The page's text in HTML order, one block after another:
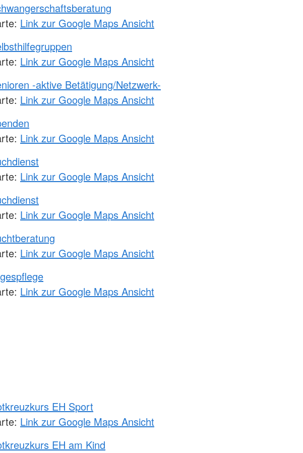
Link zur Google Maps Ansicht
Link zur Google Maps Ansicht
-aktive Betätigung/Netzwerk-
Link zur Google Maps Ansicht
Link zur Google Maps Ansicht
Link zur Google Maps Ansicht
Link zur Google Maps Ansicht
Link zur Google Maps Ansicht
Link zur Google Maps Ansicht
EH Sport
Link zur Google Maps Ansicht
EH am Kind